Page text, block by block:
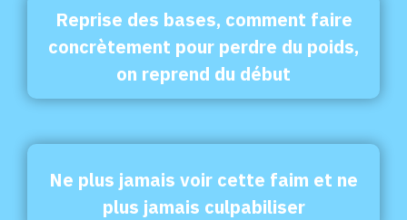
Reprise des bases, comment faire
concrètement pour perdre du poids,
on reprend du début
Ne plus jamais voir cette faim et ne
plus jamais culpabiliser